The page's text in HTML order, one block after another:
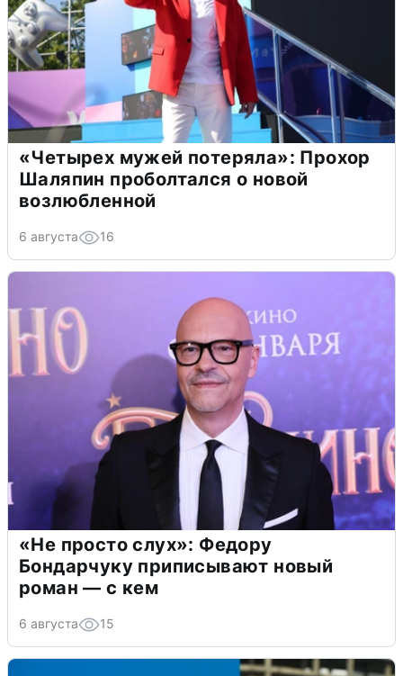
«Четырех мужей потеряла»: Прохор
Шаляпин проболтался о новой
возлюбленной
6 августа 16
«Не просто слух»: Федору
Бондарчуку приписывают новый
роман — с кем
6 августа 15